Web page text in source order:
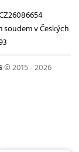
v Českých
© 2015 - 2026